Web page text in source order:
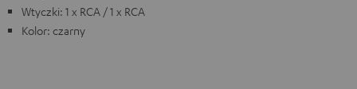
Wtyczki: 1 x RCA / 1 x RCA
Kolor: czarny